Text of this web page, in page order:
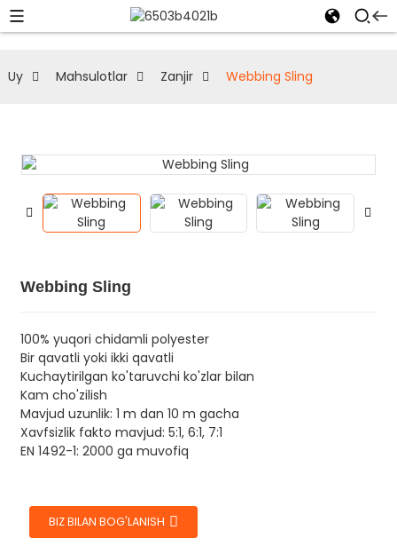
Uy Mahsulotlar Zanjir Webbing Sling
Webbing Sling
100% yuqori chidamli polyester
Bir qavatli yoki ikki qavatli
Kuchaytirilgan ko'taruvchi ko'zlar bilan
Kam cho'zilish
Mavjud uzunlik: 1 m dan 10 m gacha
Xavfsizlik fakto mavjud: 5:1, 6:1, 7:1
EN 1492-1: 2000 ga muvofiq
BIZ BILAN BOG'LANISH